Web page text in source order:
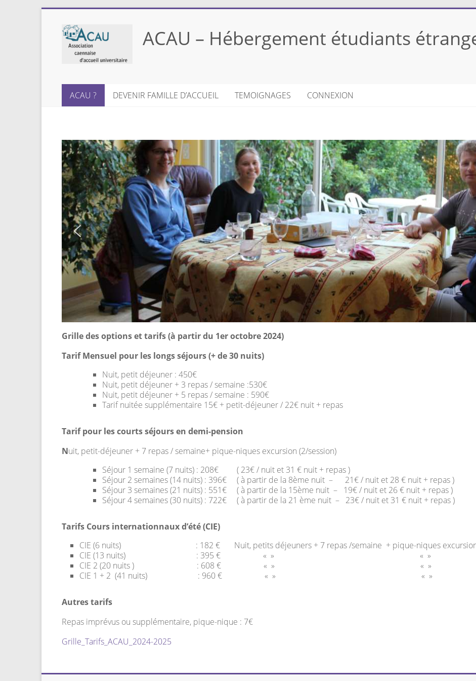
ACAU – Hébergement étudiants
ACAU ? DEVENIR FAMILLE D’ACCUEIL TEMOIGNAGES CONNEXION
Grille des options et tarifs (à partir du 1er octobre 2024)
Tarif Mensuel pour les longs séjours (+ de 30 nuits)
Nuit, petit déjeuner : 450€
Nuit, petit déjeuner + 3 repas / semaine :530€
Nuit, petit déjeuner + 5 repas / semaine : 590€
Tarif nuitée supplémentaire 15€ + petit-déjeuner / 22€ nuit + repas
Tarif pour les courts séjours en demi-pension
Nuit, petit-déjeuner + 7 repas / semaine+ pique-niques excursion (2/session)
Séjour 1 semaine (7 nuits) : 208€ ( 23€ / nuit et 31 € nuit + repas )
Séjour 2 semaines (14 nuits) : 396€ ( à partir de la 8ème nuit – 21€ / nuit et 28 € nuit + repas )
Séjour 3 semaines (21 nuits) : 551€ ( à partir de la 15ème nuit – 19€ / nuit et 26 € nuit + repas )
Séjour 4 semaines (30 nuits) : 722€ ( à partir de la 21 ème nuit – 23€ / nuit et 31 € nuit + repas )
Tarifs Cours internationnaux d’été (CIE)
CIE (6 nuits) : 182 € Nuit, petits déjeuners + 7 repas /semaine + pique-niques excursion
CIE (13 nuits) : 395 € « » « »
CIE 2 (20 nuits ) : 608 € « » « »
CIE 1 + 2 (41 nuits) : 960 € « » « »
Autres tarifs
Repas imprévus ou supplémentaire, pique-nique : 7€
Grille_Tarifs_ACAU_2024-2025